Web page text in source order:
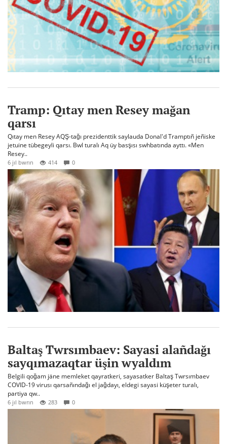
Tramp: Qıtay men Resey mağan
qarsı
Qıtay men Resey AQŞ-tağı prezidenttik saylauda Donal'd Tramptıñ jeñiske
jetuine tübegeyli qarsı. Bwl turalı Aq üy basşısı swhbatında ayttı. «Men
Resey..
6 jıl bwrın 414 0
Baltaş Twrsımbaev: Sayasi alañdağı
sayqımazaqtar üşin wyaldım
Belgili qoğam jäne memleket qayratkeri, sayasatker Baltaş Twrsımbaev
COVID-19 virusı qarsañındağı el jağdayı, eldegi sayasi küşeter turalı,
partiya qw..
6 jıl bwrın 283 0